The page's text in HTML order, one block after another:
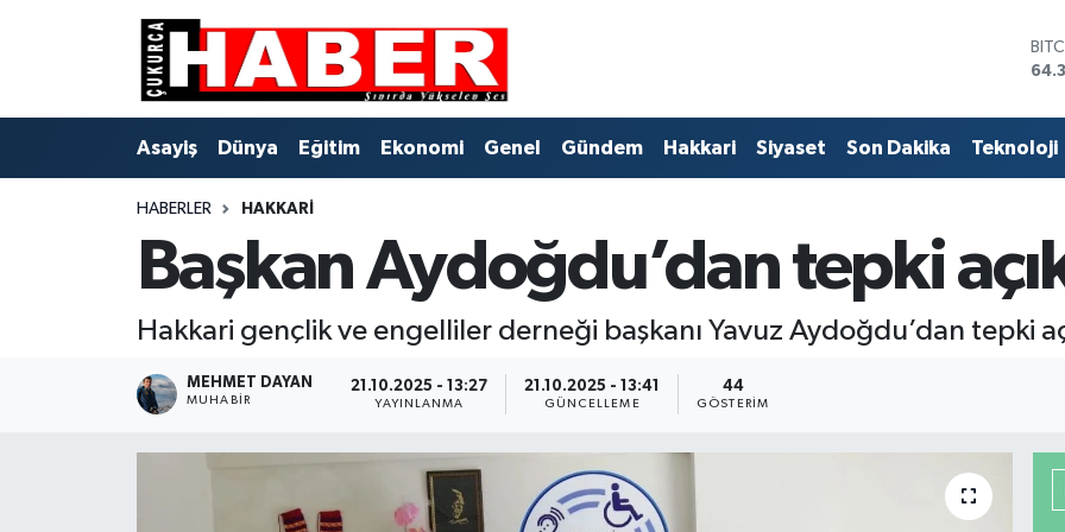
Asayiş Dünya Eğitim Ekonomi Genel Gündem Hakkari Siyaset Son Dakika Teknoloji
HABERLER HAKKARI
Başkan Aydoğdu’dan tepki
Hakkari gençlik ve engelliler derneği başkanı Yavuz Aydoğdu’dan tepki
MEHMET DAYAN
MUHABIR
21.10.2025 - 13:27
YAYINLANMA
21.10.2025 - 13:41
GÜNCELLEME
44
GÖSTERIM
Gündem
Hakkari
Hava Durumu
Trafik Durumu
Süper Lig Puan Durumu ve Fikstür
Tüm Manşetler
Son Dakika Haberleri
Haber Arşivi